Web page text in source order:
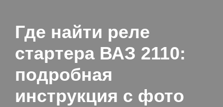
Где найти реле
стартера ВАЗ 2110:
подробная
инструкция с фото